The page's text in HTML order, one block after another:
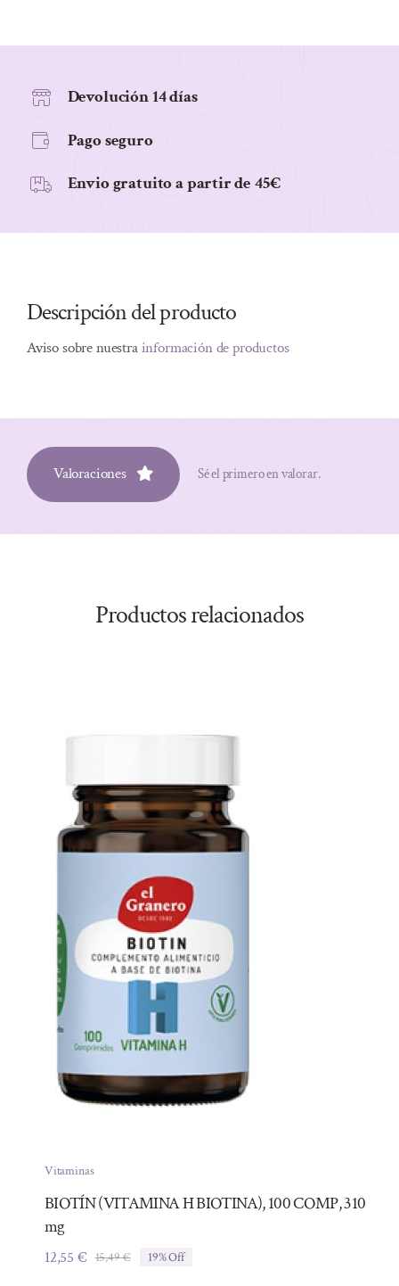
Devolución 14 días
Pago seguro
Envio gratuito a partir de 45€
Descripción del producto
Aviso sobre nuestrainformación de productos
Valoraciones Sé el primero en valorar.
Productos relacionados
Vitaminas
BIOTÍN (VITAMINA H BIOTINA), 100 COMP, 310
mg
15,49€El
12,55 €
El
19% Off